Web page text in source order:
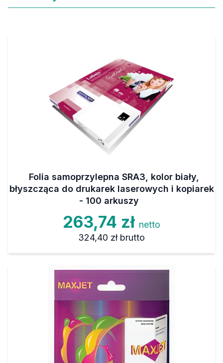
Folia samoprzylepna SRA3, kolor biały,
błyszcząca do drukarek laserowych i kopiarek
- 100 arkuszy
263,74 zł netto
324,40 zł brutto